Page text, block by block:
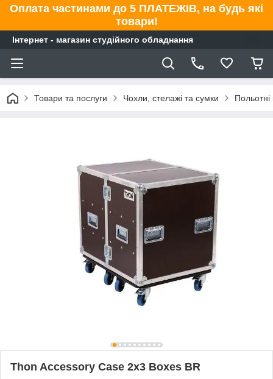
Оплата частинами до 5 ПЛАТЕЖІВ, на будь які
товари!
Інтернет - магазин студійного обладнання
Товари та послуги Чохли, стелажі та сумки Польотні
Thon Accessory Case 2x3 Boxes BR